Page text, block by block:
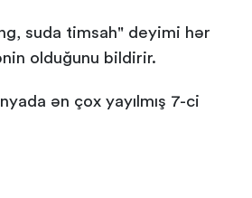
suda timsah" deyimi hər
olduğunu bildirir.
ən çox yayılmış 7-ci